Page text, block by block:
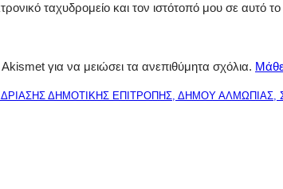
ταχυδρομείο και τον ιστότοπό μου σε
για να μειώσει τα ανεπιθύμητα σχόλια.
ΔΗΜΟΤΙΚΗΣ ΕΠΙΤΡΟΠΗΣ, ΔΗΜΟΥ ΑΛΜΩΠΙΑΣ,